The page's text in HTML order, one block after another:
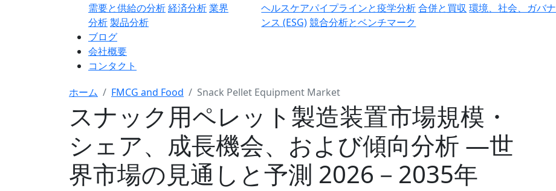
需要と供給の分析経済分析業界
分析製品分析
ヘルスケアパイプラインと疫学分析合併と買収 環境、社会、ガバナ
ンス (ESG)競合分析とベンチマーク
ブログ
会社概要
コンタクト
ホーム FMCG and Food Snack Pellet Equipment Market
スナック用ペレット製造装置市場規模・
シェア、成長機会、および傾向分析 ―世
界市場の見通しと予測 2026－2035年